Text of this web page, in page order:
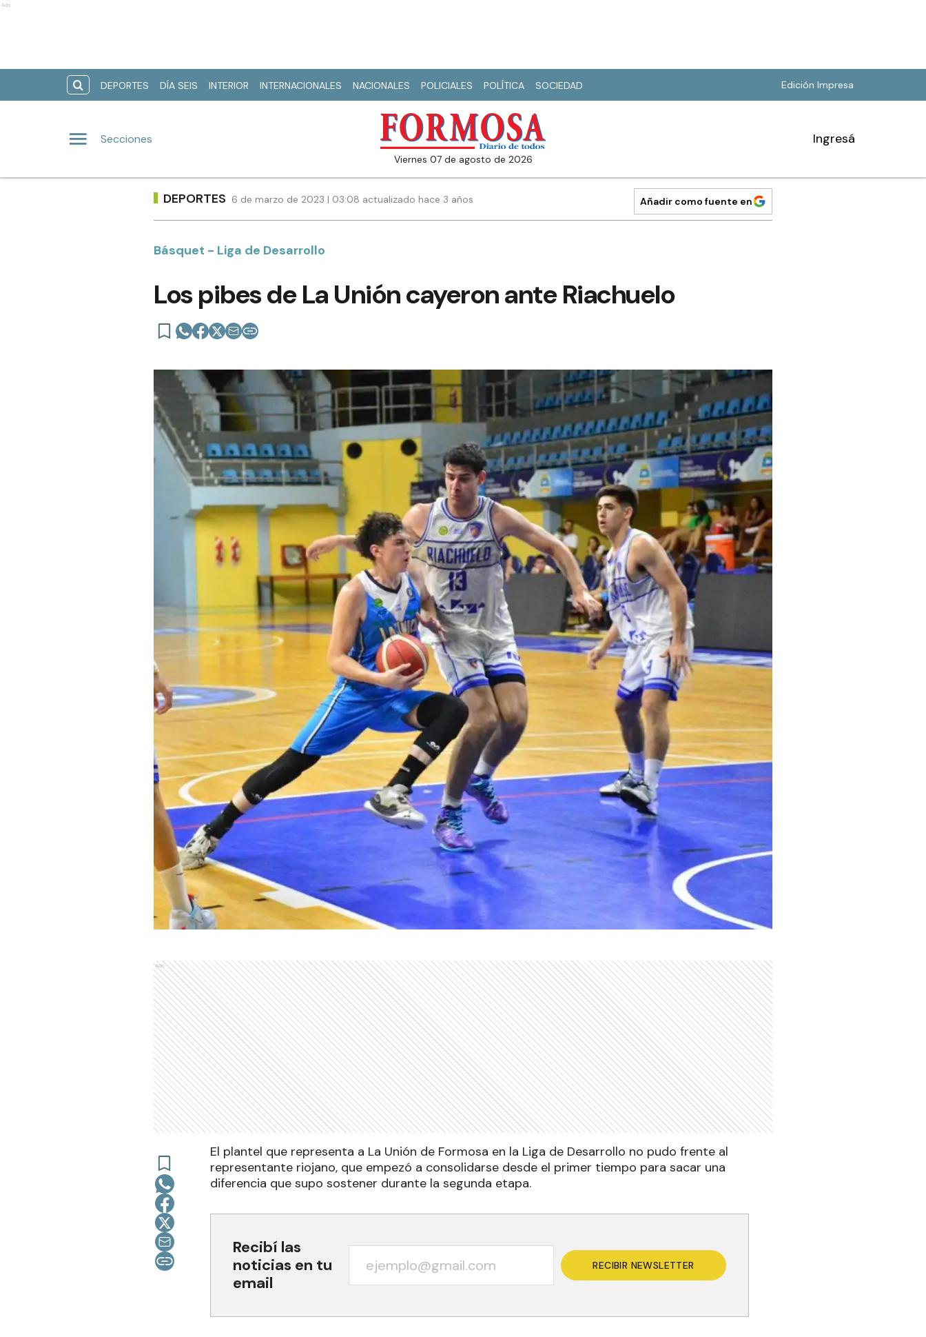
Ads
DEPORTES DÍA SEIS INTERIOR INTERNACIONALES NACIONALES POLICIALES POLÍTICA SOCIEDAD Edición Impresa
Secciones
viernes 07 de agosto de 2026
Ingresá
DEPORTES 6 de marzo de 2023 | 03:08 actualizado hace 3 años Añadir como fuente en
Básquet - Liga de Desarrollo
Los pibes de La Unión cayeron ante Riachuelo
Ads
El plantel que representa a La Unión de Formosa en la Liga de Desarrollo no pudo frente al
representante riojano, que empezó a consolidarse desde el primer tiempo para sacar una
diferencia que supo sostener durante la segunda etapa.
Recibí las
noticias en tu
email
RECIBIR NEWSLETTER